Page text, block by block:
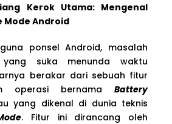
Kerok Utama: Mengenal
Mode Android
ponsel Android, masalah
yang suka menunda waktu
berakar dari sebuah fitur
operasi bernama Battery
yang dikenal di dunia teknis
. Fitur ini dirancang oleh